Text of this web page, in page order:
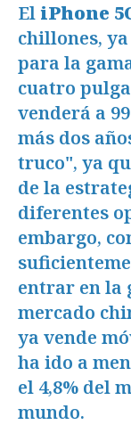
EliPhone
chillones,
para la
cuatro
venderá a
más dos
truco", ya
de la
diferentes
embargo,
entrar en la
mercado
ya vende
ha ido a
el 4,8% del
mundo.